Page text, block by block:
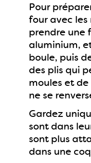
Pour
four avec
prendre une
aluminium,
boule, puis
des plis qui
moules et de
ne se
Gardez
sont dans
sont plus
dans une